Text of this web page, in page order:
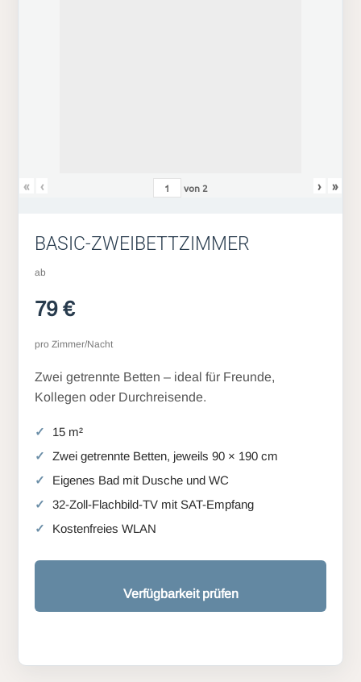
« ‹ von 2 › »
BASIC-ZWEIBETTZIMMER
ab
79 €
pro Zimmer/Nacht
Zwei getrennte Betten – ideal für Freunde,
Kollegen oder Durchreisende.
15 m²
Zwei getrennte Betten, jeweils 90 × 190 cm
Eigenes Bad mit Dusche und WC
32-Zoll-Flachbild-TV mit SAT-Empfang
Kostenfreies WLAN
Verfügbarkeit prüfen